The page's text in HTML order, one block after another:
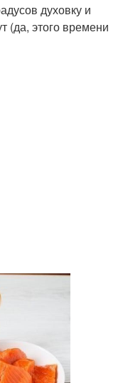
духовку и
(да, этого времени